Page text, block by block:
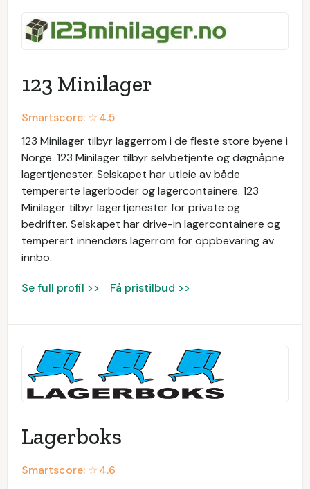
123 Minilager
Smartscore: ☆4.5
123 Minilager tilbyr laggerrom i de fleste store byene i
Norge. 123 Minilager tilbyr selvbetjente og døgnåpne
lagertjenester. Selskapet har utleie av både
tempererte lagerboder og lagercontainere. 123
Minilager tilbyr lagertjenester for private og
bedrifter. Selskapet har drive-in lagercontainere og
temperert innendørs lagerrom for oppbevaring av
innbo.
Se full profil >> Få pristilbud >>
Lagerboks
Smartscore: ☆4.6